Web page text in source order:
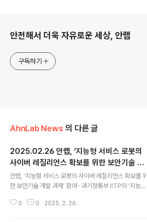
안전해서 더욱 자유로운 세상, 안랩
구독하기
AhnLab News 의 다른 글
2025.02.26 안랩, ‘지능형 서비스 로봇의
사이버 레질리언스 확보를 위한 보안기술 개
발 과제’ 참여
안랩, ‘지능형 서비스 로봇의 사이버 레질리언스 확보를 위
한 보안기술 개발 과제’ 참여- 과기정통부 IITP의 ‘지능형
개발 과제’ 참여- ▲고려대학교 산학협력단 등 공동연구개
0 0 2025. 2. 26.